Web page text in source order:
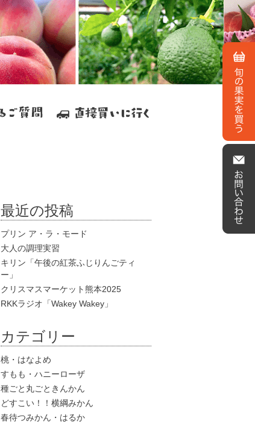
最近の投稿
プリン ア・ラ・モード
大人の調理実習
キリン「午後の紅茶ふじりんごティ
ー」
クリスマスマーケット熊本2025
RKKラジオ「Wakey Wakey」
カテゴリー
桃・はなよめ
すもも・ハニーローザ
種ごと丸ごときんかん
どすこい！！横綱みかん
春待つみかん・はるか